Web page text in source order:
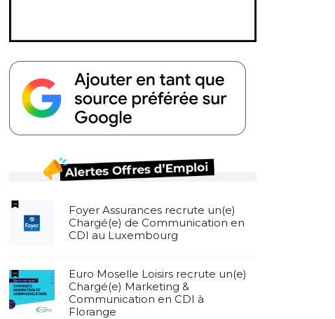
Foyer Assurances recrute un(e)
Chargé(e) de Communication en
CDI au Luxembourg
Euro Moselle Loisirs recrute un(e)
Chargé(e) Marketing &
Communication en CDI à
Florange